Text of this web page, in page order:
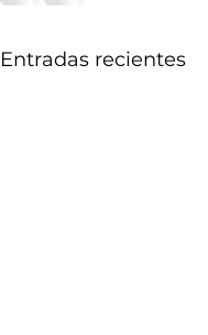
Entradas recientes